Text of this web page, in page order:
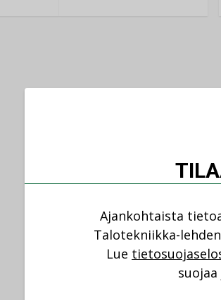
Ajankohtaista
Talotekniikka-
Lue